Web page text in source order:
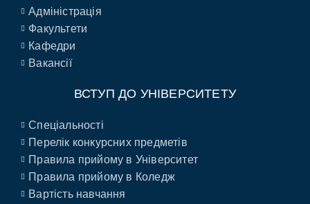
Адміністрація
Факультети
Кафедри
Вакансії
ВСТУП ДО УНІВЕРСИТЕТУ
Спеціальності
Перелік конкурсних предметів
Правила прийому в Університет
Правила прийому в Коледж
Вартість навчання